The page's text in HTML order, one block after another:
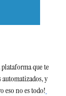
que te
automatizados, y
eso no es todo!